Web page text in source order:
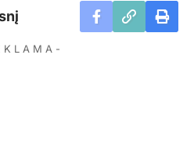
K L A M A -